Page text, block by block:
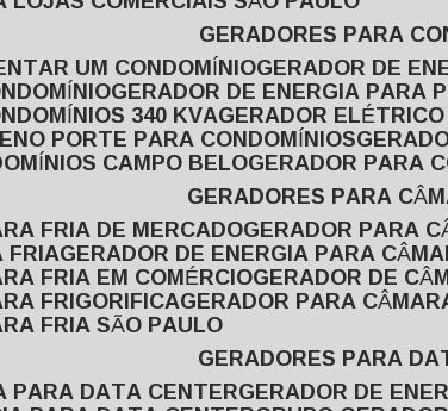
GERADORES PARA
UM CONDOMÍNIO GERADOR DE
GERADOR DE ENERGIA
340 KVA GERADOR
PORTE PARA CONDOMÍNIOS
CAMPO BELO GERADOR PARA
GERADORES PARA
FRIA DE MERCADO GERADOR PARA
FRIA GERADOR DE ENERGIA PARA
FRIA EM COMÉRCIO GERADOR DE
FRIGORIFICA GERADOR PARA
FRIA SÃO PAULO
GERADORES PARA
PARA DATA CENTER GERADOR DE